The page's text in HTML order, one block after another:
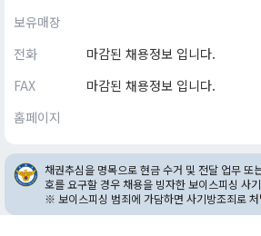
보유매장
전화
마감된 채용정보 입니다.
FAX
마감된 채용정보 입니다.
홈페이지
채권추심을 명목으로 현금 수거 및 전달 업무 또
호를 요구할 경우 채용을 빙자한 보이스피싱 사
※ 보이스피싱 범죄에 가담하면 사기방조죄로